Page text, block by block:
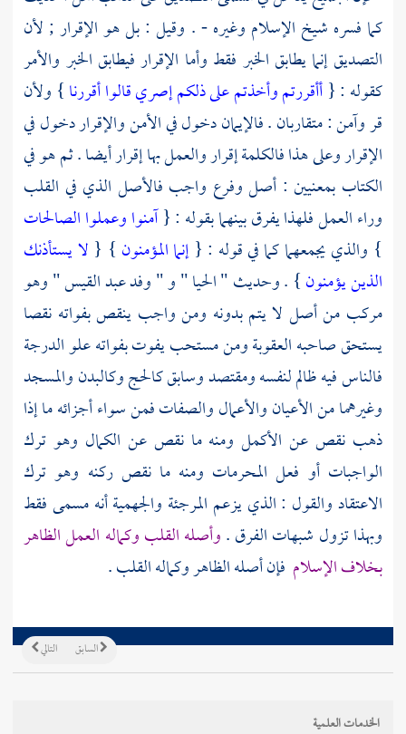
كما فسره شيخ الإسلام وغيره - . وقيل : بل هو الإقرار ; لأن
التصديق إنما يطابق الخبر فقط وأما الإقرار فيطابق الخبر والأمر
كقوله : {أأقررتم وأخذتم على ذلكم إصري قالوا أقررنا} ولأن
قر وآمن : متقاربان . فالإيمان دخول في الأمن والإقرار دخول في
الإقرار وعلى هذا فالكلمة إقرار والعمل بها إقرار أيضا . ثم هو في
الكتاب بمعنيين : أصل وفرع واجب فالأصل الذي في القلب
وراء العمل فلهذا يفرق بينهما بقوله : {آمنوا وعملوا الصالحات
} والذي يجمعهما كما في قوله : {إنما المؤمنون } { لا يستأذنك
الذين يؤمنون} . وحديث " الحيا " و "وفدعبد القيس" وهو
مركب من أصل لا يتم بدونه ومن واجب ينقص بفواته نقصا
يستحق صاحبه العقوبة ومن مستحب يفوت بفواته علو الدرجة
فالناس فيه ظالم لنفسه ومقتصد وسابق كالحج وكالبدن والمسجد
وغيرهما من الأعيان والأعمال والصفات فمن سواء أجزائه ما إذا
ذهب نقص عن الأكمل ومنه ما نقص عن الكمال وهو ترك
الواجبات أو فعل المحرمات ومنه ما نقص ركنه وهو ترك
الاعتقاد والقول : الذي يزعم المرجئة والجهميةأنه مسمى فقط
وبهذا تزول شبهات الفرق .وأصله القلب وكماله العمل الظاهر
بخلاف الإسلام فإن أصله الظاهر وكماله القلب .
التالي السابق
الخدمات العلمية